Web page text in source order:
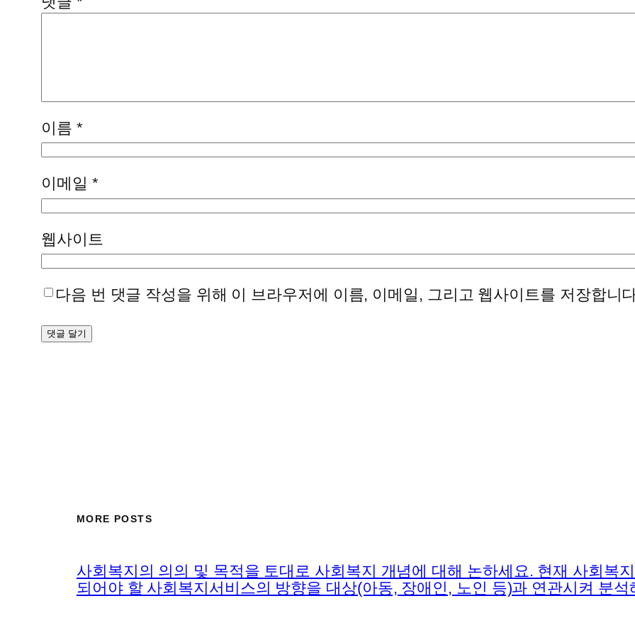
이름 *
이메일 *
웹사이트
다음 번 댓글 작성을 위해 이 브라우저에 이름, 이메일, 그리고 웹사이트를 저장합니
MORE POSTS
사회복지의 의의 및 목적을 토대로 사회복지 개념에 대해 논하세요. 현재 사회복
되어야 할 사회복지서비스의 방향을 대상(아동, 장애인, 노인 등)과 연관시켜 분석